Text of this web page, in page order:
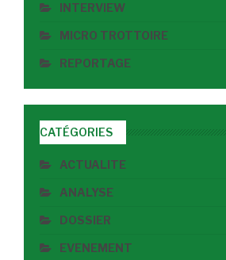
INTERVIEW
MICRO TROTTOIRE
REPORTAGE
CATÉGORIES
ACTUALITE
ANALYSE
DOSSIER
EVENEMENT